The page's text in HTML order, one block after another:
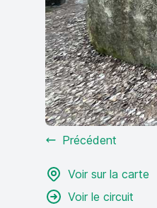
Précédent
Voir sur la carte
Voir le circuit